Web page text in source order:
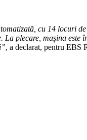
cu 14 locuri
plecare, mașina
, a declarat, pentru EBS